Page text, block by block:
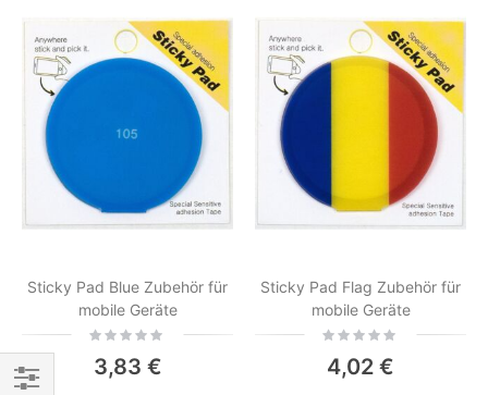
Sticky Pad Blue Zubehör für
mobile Geräte
Rating:
3,83 €
Sticky Pad Flag Zubehör für
mobile Geräte
Rating:
4,02 €